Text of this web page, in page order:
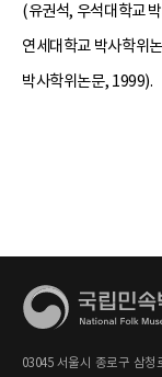
(유권석, 우석대학교
연세대학교 박사학위
박사학위논문, 1999).
03045 서울시 종로구 삼청